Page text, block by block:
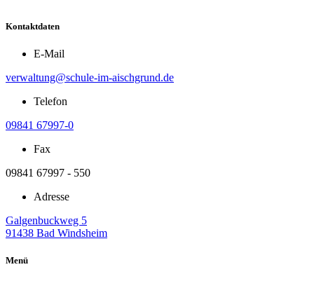
Kontaktdaten
E-Mail
verwaltung@schule-im-aischgrund.de
Telefon
09841 67997-0
Fax
09841 67997 - 550
Adresse
Galgenbuckweg 5
91438 Bad Windsheim
Menü